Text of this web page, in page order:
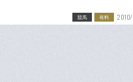
競馬 有料